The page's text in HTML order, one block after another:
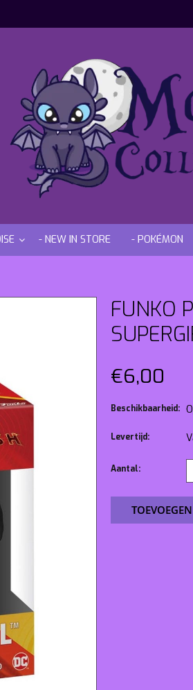
- NEW IN STORE - POKÉMON
FUNKO
€6,00
Beschikbaarheid:
Levertijd:
Aantal: